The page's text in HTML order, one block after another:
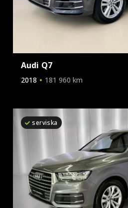
Audi Q7
2018 181 960 km
serviska